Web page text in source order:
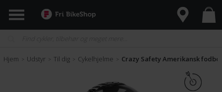
Hjem > Udstyr > Til dig > Cykelhjelme > Crazy Safety Amerikansk